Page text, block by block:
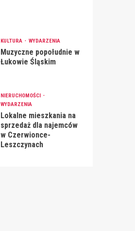
KULTURA WYDARZENIA
Muzyczne popołudnie w
Łukowie Śląskim
NIERUCHOMOŚCI
WYDARZENIA
Lokalne mieszkania na
sprzedaż dla najemców
w Czerwionce-
Leszczynach